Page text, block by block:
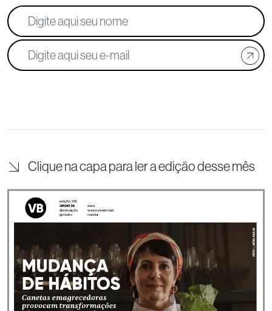
Clique na capa para ler a edição desse mês